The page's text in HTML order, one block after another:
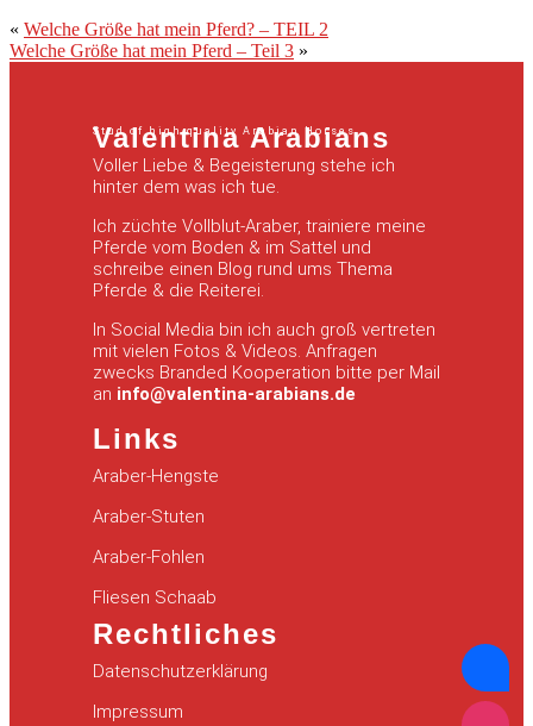
« Welche Größe hat mein Pferd? – TEIL 2
Welche Größe hat mein Pferd – Teil 3 »
Valentina Arabians
Stud of high quality Arabian Horses
Voller Liebe & Begeisterung stehe ich
hinter dem was ich tue.
Ich züchte Vollblut-Araber, trainiere meine
Pferde vom Boden & im Sattel und
schreibe einen Blog rund ums Thema
Pferde & die Reiterei.
In Social Media bin ich auch groß vertreten
mit vielen Fotos & Videos. Anfragen
zwecks Branded Kooperation bitte per Mail
an info@valentina-arabians.de
Links
Araber-Hengste
Araber-Stuten
Araber-Fohlen
Fliesen Schaab
Rechtliches
Datenschutzerklärung
Impressum